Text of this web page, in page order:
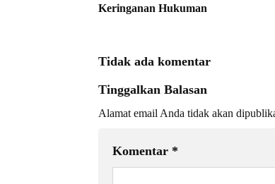
Keringanan Hukuman
Tidak ada komentar
Tinggalkan Balasan
Alamat email Anda tidak akan
Komentar *